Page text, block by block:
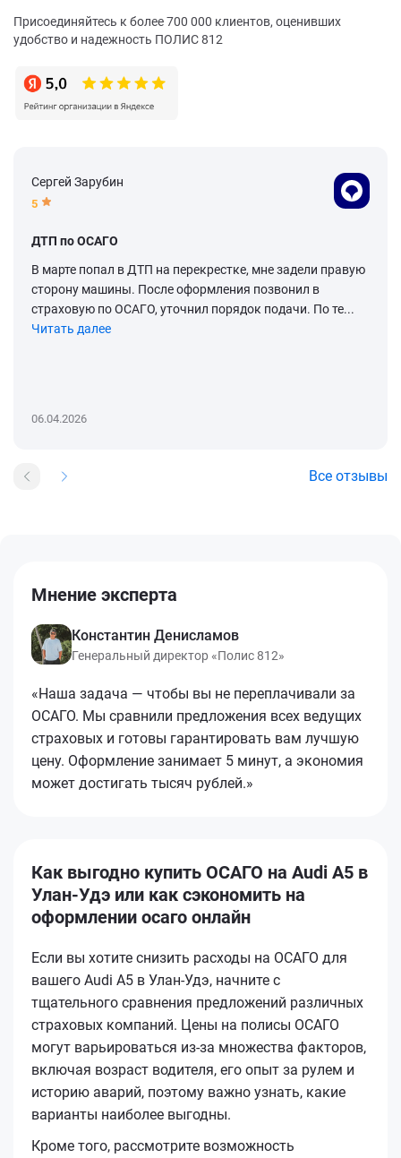
Присоединяйтесь к более 700 000 клиентов, оценивших
удобство и надежность ПОЛИС 812
Сергей Зарубин
5
ДТП по ОСАГО
В марте попал в ДТП на перекрестке, мне задели правую
сторону машины. После оформления позвонил в
страховую по ОСАГО, уточнил порядок подачи. По те...
Читать далее
06.04.2026
Все отзывы
Мнение эксперта
Константин Денисламов
Генеральный директор «Полис 812»
«Наша задача — чтобы вы не переплачивали за
ОСАГО. Мы сравнили предложения всех ведущих
страховых и готовы гарантировать вам лучшую
цену. Оформление занимает 5 минут, а экономия
может достигать тысяч рублей.»
Как выгодно купить ОСАГО на Audi A5 в
Улан-Удэ или как сэкономить на
оформлении осаго онлайн
Если вы хотите снизить расходы на ОСАГО для
вашего Audi A5 в Улан-Удэ, начните с
тщательного сравнения предложений различных
страховых компаний. Цены на полисы ОСАГО
могут варьироваться из-за множества факторов,
включая возраст водителя, его опыт за рулем и
историю аварий, поэтому важно узнать, какие
варианты наиболее выгодны.
Кроме того, рассмотрите возможность